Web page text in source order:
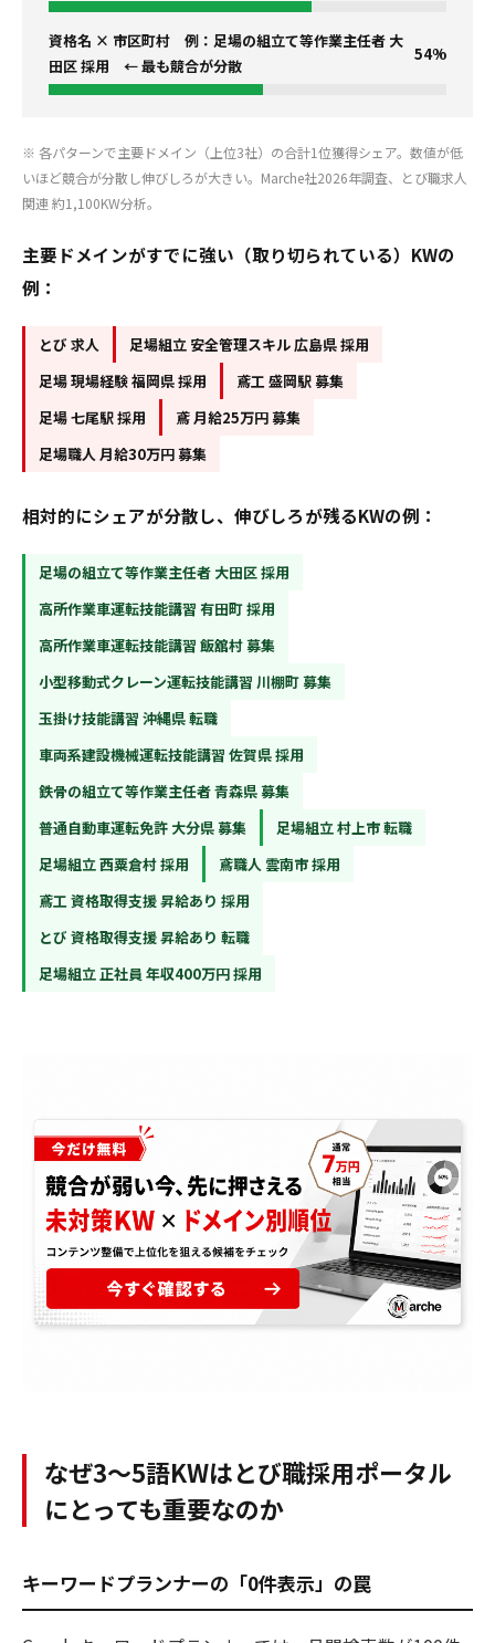
資格名 × 市区町村 例：足場の組立て等作業主任者 大
田区 採用 ← 最も競合が分散
54%
※ 各パターンで主要ドメイン（上位3社）の合計1位獲得シェア。数値が低
いほど競合が分散し伸びしろが大きい。Marche社2026年調査、とび職求人
関連 約1,100KW分析。
主要ドメインがすでに強い（取り切られている）KWの
例：
とび 求人
足場組立 安全管理スキル 広島県 採用
足場 現場経験 福岡県 採用
鳶工 盛岡駅 募集
足場 七尾駅 採用
鳶 月給25万円 募集
足場職人 月給30万円 募集
相対的にシェアが分散し、伸びしろが残るKWの例：
足場の組立て等作業主任者 大田区 採用
高所作業車運転技能講習 有田町 採用
高所作業車運転技能講習 飯舘村 募集
小型移動式クレーン運転技能講習 川棚町 募集
玉掛け技能講習 沖縄県 転職
車両系建設機械運転技能講習 佐賀県 採用
鉄骨の組立て等作業主任者 青森県 募集
普通自動車運転免許 大分県 募集
足場組立 村上市 転職
足場組立 西粟倉村 採用
鳶職人 雲南市 採用
鳶工 資格取得支援 昇給あり 採用
とび 資格取得支援 昇給あり 転職
足場組立 正社員 年収400万円 採用
なぜ3〜5語KWはとび職採用ポータル
にとっても重要なのか
キーワードプランナーの「0件表示」の罠